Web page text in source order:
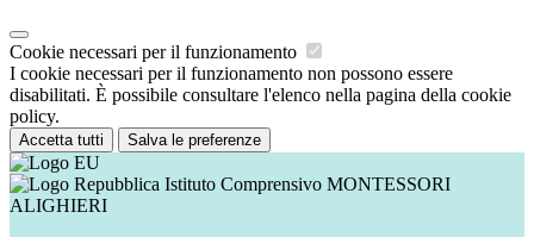
Cookie necessari per il funzionamento
I cookie necessari per il funzionamento non possono essere
disabilitati. È possibile consultare l'elenco nella pagina della cookie
policy.
Accetta tutti Salva le preferenze
Istituto Comprensivo MONTESSORI
ALIGHIERI